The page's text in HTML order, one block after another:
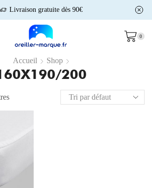
Livraison gratuite dès 90€
0
Accueil Shop
200